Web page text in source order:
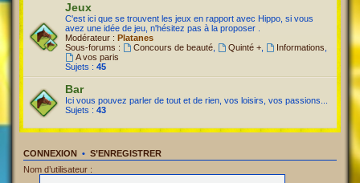
Jeux
C'est ici que se trouvent les jeux en rapport avec Hippo, si vous
avez une idée de jeu, n'hésitez pas à la proposer .
Modérateur : Platanes
Sous-forums :
Concours de beauté, Quinté +, Informations
A vos paris
Sujets : 45
Bar
Ici vous pouvez parler de tout et de rien, vos loisirs, vos passions...
Sujets : 43
CONNEXION • S’ENREGISTRER
Nom d’utilisateur :